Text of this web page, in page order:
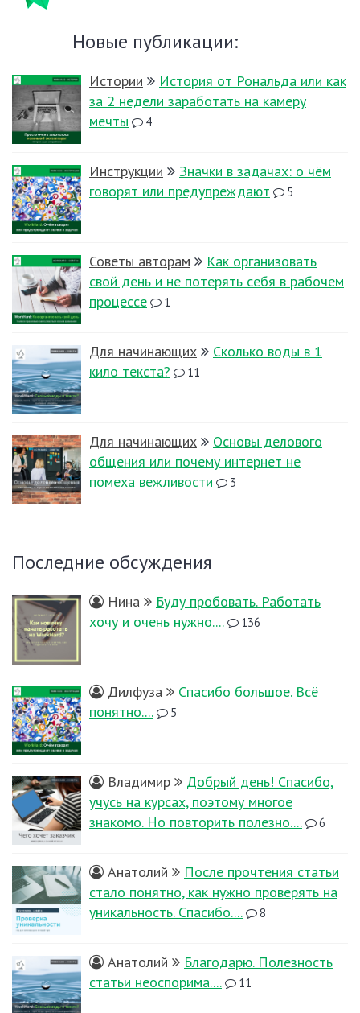
Новые публикации:
Истории
История от Рональда или как
за 2 недели заработать на камеру
мечты
4
Инструкции
Значки в задачах: о чём
говорят или предупреждают
5
Советы авторам
Как организовать
свой день и не потерять себя в рабочем
процессе
1
Для начинающих
Сколько воды в 1
кило текста?
11
Для начинающих
Основы делового
общения или почему интернет не
помеха вежливости
3
Последние обсуждения
Нина
Буду пробовать. Работать
хочу и очень нужно....
136
Дилфуза
Спасибо большое. Всё
понятно....
5
Владимир
Добрый день! Спасибо,
учусь на курсах, поэтому многое
знакомо. Но повторить полезно....
6
Анатолий
После прочтения статьи
стало понятно, как нужно проверять на
уникальность. Спасибо....
8
Анатолий
Благодарю. Полезность
статьи неоспорима....
11